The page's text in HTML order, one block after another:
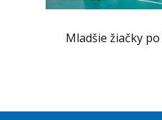
Mladšie žiačky